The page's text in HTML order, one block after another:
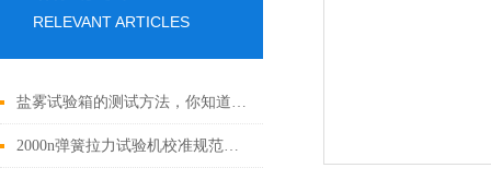
RELEVANT ARTICLES
盐雾试验箱的测试方法，你知道几点吗？
2000n弹簧拉力试验机校准规范与注意事项